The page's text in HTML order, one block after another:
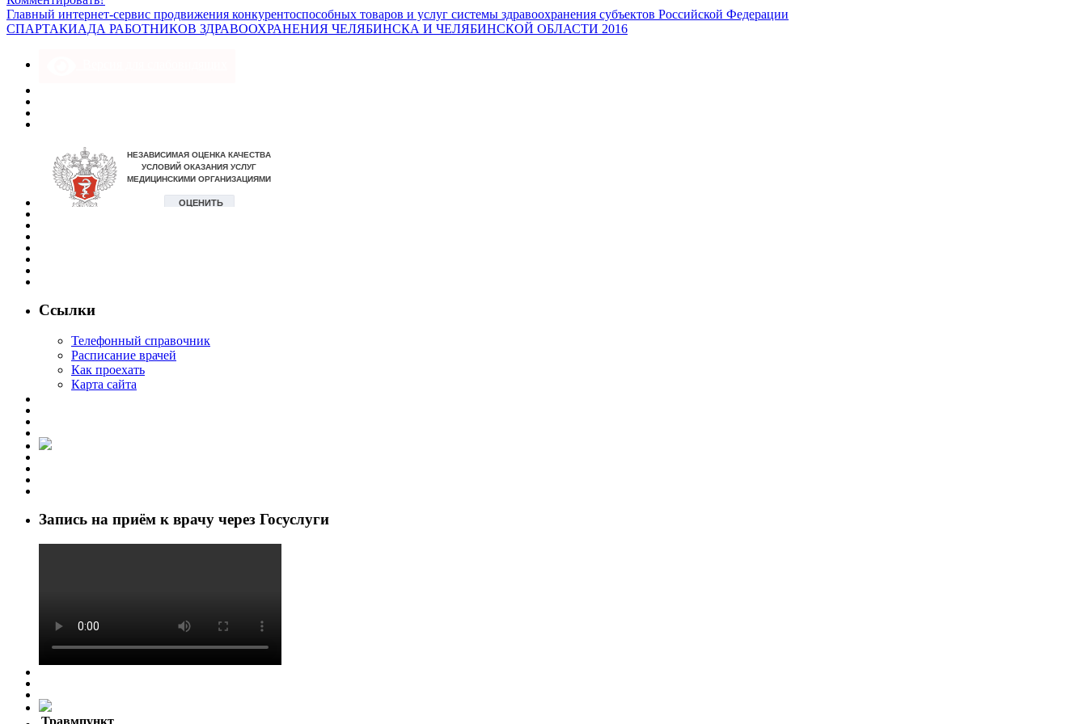
Главный интернет-сервис продвижения конкурентоспособных товаров и услуг системы здравоохранения субъектов Российской Федерации
СПАРТАКИАДА РАБОТНИКОВ ЗДРАВООХРАНЕНИЯ ЧЕЛЯБИНСКА И ЧЕЛЯБИНСКОЙ ОБЛАСТИ 2016
Ссылки
Телефонный справочник
Расписание врачей
Как проехать
Карта сайта
Запись на приём к врачу через Госуслуги
Травмпункт